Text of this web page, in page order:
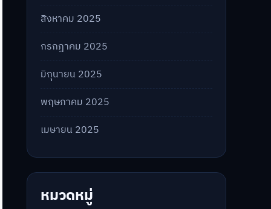
สิงหาคม 2025
กรกฎาคม 2025
มิถุนายน 2025
พฤษภาคม 2025
เมษายน 2025
หมวดหมู่